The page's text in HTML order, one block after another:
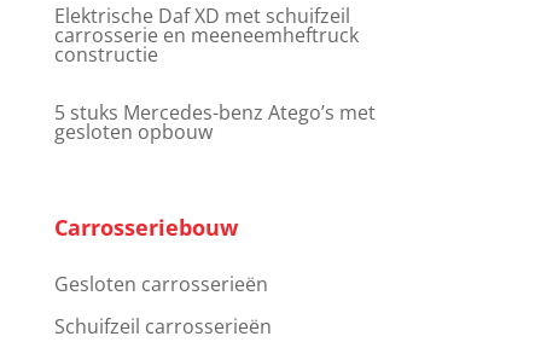
Elektrische Daf XD met schuifzeil
carrosserie en meeneemheftruck
constructie
5 stuks Mercedes-benz Atego’s met
gesloten opbouw
Carrosseriebouw
Gesloten carrosserieën
Schuifzeil carrosserieën